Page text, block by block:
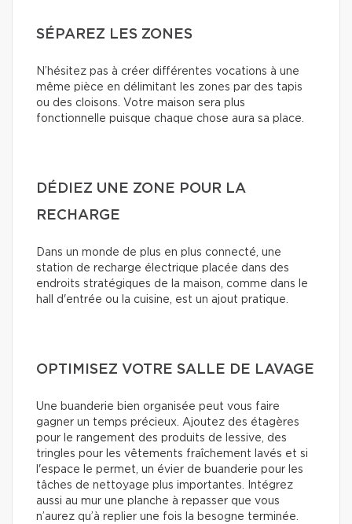
SÉPAREZ LES ZONES
N’hésitez pas à créer différentes vocations à une
même pièce en délimitant les zones par des tapis
ou des cloisons. Votre maison sera plus
fonctionnelle puisque chaque chose aura sa place.
DÉDIEZ UNE ZONE POUR LA
RECHARGE
Dans un monde de plus en plus connecté, une
station de recharge électrique placée dans des
endroits stratégiques de la maison, comme dans le
hall d'entrée ou la cuisine, est un ajout pratique.
OPTIMISEZ VOTRE SALLE DE LAVAGE
Une buanderie bien organisée peut vous faire
gagner un temps précieux. Ajoutez des étagères
pour le rangement des produits de lessive, des
tringles pour les vêtements fraîchement lavés et si
l'espace le permet, un évier de buanderie pour les
tâches de nettoyage plus importantes. Intégrez
aussi au mur une planche à repasser que vous
n’aurez qu’à replier une fois la besogne terminée.